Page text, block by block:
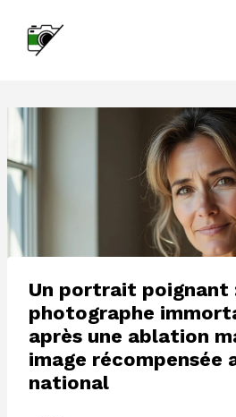
contenu
Un portrait poignant
photographe
après une ablation
image récompensée
national